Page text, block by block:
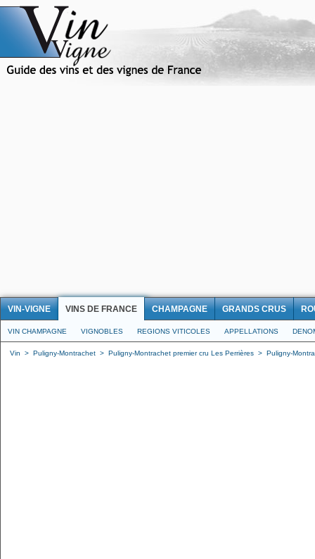
VIN-VIGNE VINS DE FRANCE CHAMPAGNE GRANDS CRUS
VIN CHAMPAGNE VIGNOBLES REGIONS VITICOLES APPELLATIONS
Vin > Puligny-Montrachet > Puligny-Montrachet premier cru Les Perrières > Puligny-